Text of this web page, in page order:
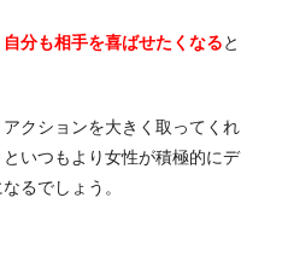
自分も相手を喜ばせたくなると
クションを大きく取ってくれ
いつもより女性が積極的にデ
るでしょう。